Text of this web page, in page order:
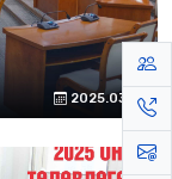
2025.03.26